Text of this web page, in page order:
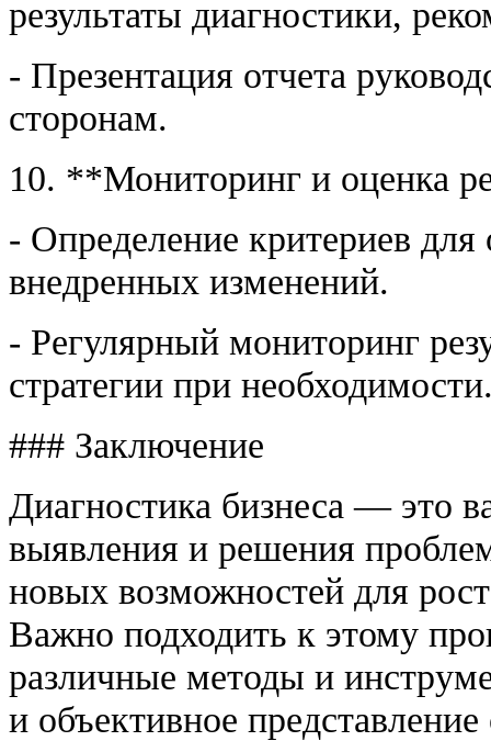
результаты диагностики,
- Презентация отчета
сторонам.
10. **Мониторинг и оценка
- Определение критериев
внедренных изменений.
- Регулярный мониторинг
стратегии при
### Заключение
Диагностика бизнеса — это
выявления и решения
новых возможностей для
Важно подходить к этому
различные методы и
и объективное